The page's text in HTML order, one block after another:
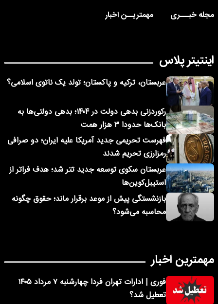
مجله خبـــری
مهمتریــن اخبار
اینتیتر پلاس
عربستان، ترکیه و پاکستان؛ تولد یک ناتوی اسلامی؟
رکوردزنی بدهی دولت در ۱۴۰۴؛ بدهی دولتی‌ها به
بانک‌ها حدودا ۳ هزار همت
فهرست تحریمی جدید آمریکا علیه ایران؛ دو صرافی
رمزارزی تحریم شدند
عربستان سکوی توسعه جدید تتر شد؛ هدف فراتر از
استیبل‌کوین‌ها
بازنشستگی پیش از موعد برقرار ماند؛ حقوق چگونه
محاسبه می‌شود؟
مهمترین اخبار
فوری | ادارات تهران فردا چهارشنبه ۷ مرداد ۱۴۰۵
تعطیل شد؟